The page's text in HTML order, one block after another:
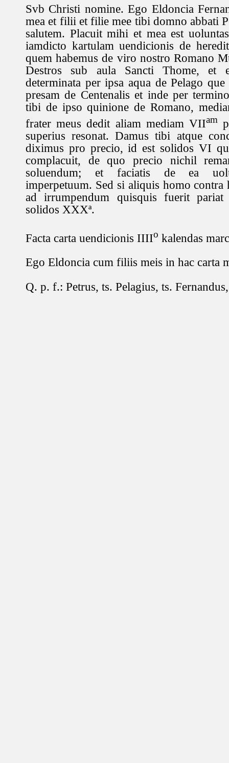
Svb Christi nomine. Ego Eldoncia
mea et filii et filie mee tibi domno abbati
salutem. Placuit mihi et mea est
iamdicto kartulam uendicionis de
quem habemus de viro nostro Romano
Destros sub aula Sancti Thome, et
determinata per ipsa aqua de Pelago
presam de Centenalis et inde per
tibi de ipso quinione de Romano,
frater meus dedit aliam mediam VIIam
superius resonat. Damus tibi atque
diximus pro precio, id est solidos VI
complacuit, de quo precio nichil
soluendum; et faciatis de ea
imperpetuum. Sed si aliquis homo contra
ad irrumpendum quisquis fuerit
solidos XXXª.
Facta carta uendicionis IIIIo kalendas
Ego Eldoncia cum filiis meis in hac carta
Q. p. f.: Petrus, ts. Pelagius, ts.